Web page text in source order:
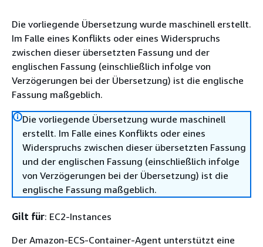
Die vorliegende Übersetzung wurde maschinell erstellt.
Im Falle eines Konflikts oder eines Widerspruchs
zwischen dieser übersetzten Fassung und der
englischen Fassung (einschließlich infolge von
Verzögerungen bei der Übersetzung) ist die englische
Fassung maßgeblich.
Die vorliegende Übersetzung wurde maschinell
erstellt. Im Falle eines Konflikts oder eines
Widerspruchs zwischen dieser übersetzten Fassung
und der englischen Fassung (einschließlich infolge
von Verzögerungen bei der Übersetzung) ist die
englische Fassung maßgeblich.
Gilt für: EC2-Instances
Der Amazon-ECS-Container-Agent unterstützt eine